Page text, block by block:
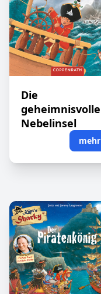
Die
geheimnisvolle
Nebelinsel
mehr